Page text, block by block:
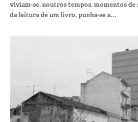
viviam-se, noutros tempos, momentos de
da leitura de um livro, punha-se a...